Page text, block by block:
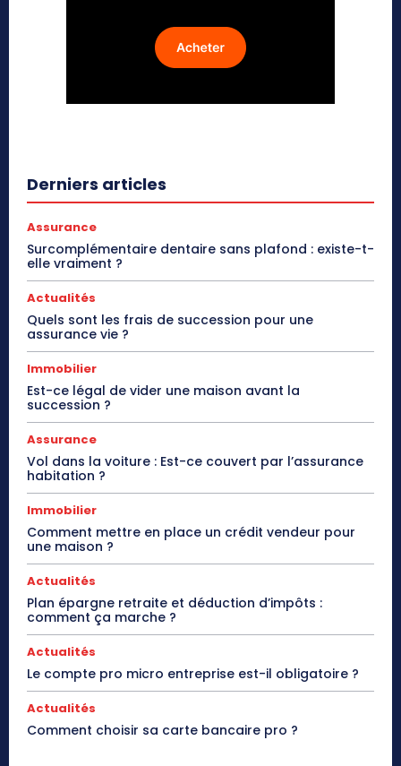
Derniers articles
Assurance
Surcomplémentaire dentaire sans plafond : existe-t-
elle vraiment ?
Actualités
Quels sont les frais de succession pour une
assurance vie ?
Immobilier
Est-ce légal de vider une maison avant la
succession ?
Assurance
Vol dans la voiture : Est-ce couvert par l’assurance
habitation ?
Immobilier
Comment mettre en place un crédit vendeur pour
une maison ?
Actualités
Plan épargne retraite et déduction d’impôts :
comment ça marche ?
Actualités
Le compte pro micro entreprise est-il obligatoire ?
Actualités
Comment choisir sa carte bancaire pro ?